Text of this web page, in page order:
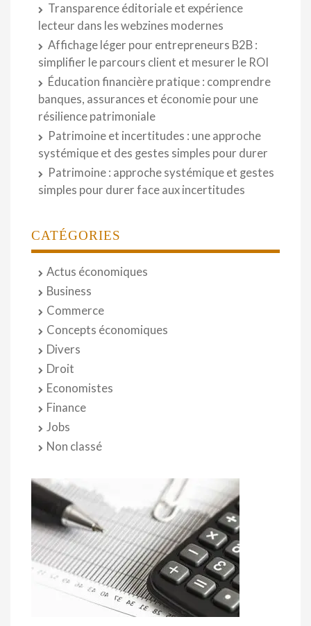
Transparence éditoriale et expérience
lecteur dans les webzines modernes
Affichage léger pour entrepreneurs B2B :
simplifier le parcours client et mesurer le ROI
Éducation financière pratique : comprendre
banques, assurances et économie pour une
résilience patrimoniale
Patrimoine et incertitudes : une approche
systémique et des gestes simples pour durer
Patrimoine : approche systémique et gestes
simples pour durer face aux incertitudes
CATÉGORIES
Actus économiques
Business
Commerce
Concepts économiques
Divers
Droit
Economistes
Finance
Jobs
Non classé